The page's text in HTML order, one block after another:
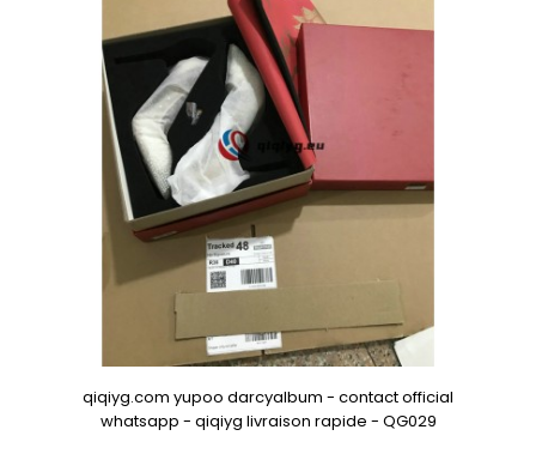
qiqiyg.com yupoo darcyalbum - contact official
whatsapp - qiqiyg livraison rapide - QG029